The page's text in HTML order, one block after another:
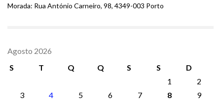
Morada: Rua António Carneiro, 98, 4349-003 Porto
Agosto 2026
S
T Q Q S S
D
1
2
3
4 5 6 7 8
9